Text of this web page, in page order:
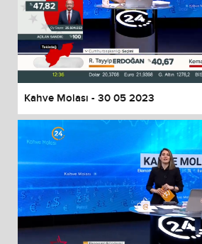
Kahve Molası - 30 05 2023